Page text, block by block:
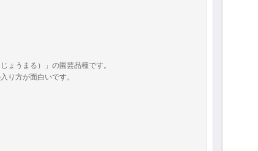
ょうまる）」の園芸品種です。
り方が面白いです。